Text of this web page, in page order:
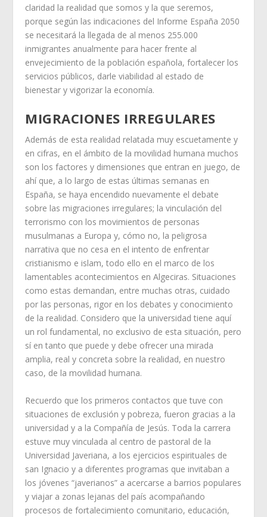
claridad la realidad que somos y la que seremos,
porque según las indicaciones del Informe España 2050
se necesitará la llegada de al menos 255.000
inmigrantes anualmente para hacer frente al
envejecimiento de la población española, fortalecer los
servicios públicos, darle viabilidad al estado de
bienestar y vigorizar la economía.
MIGRACIONES IRREGULARES
Además de esta realidad relatada muy escuetamente y
en cifras, en el ámbito de la movilidad humana muchos
son los factores y dimensiones que entran en juego, de
ahí que, a lo largo de estas últimas semanas en
España, se haya encendido nuevamente el debate
sobre las migraciones irregulares; la vinculación del
terrorismo con los movimientos de personas
musulmanas a Europa y, cómo no, la peligrosa
narrativa que no cesa en el intento de enfrentar
cristianismo e islam, todo ello en el marco de los
lamentables acontecimientos en Algeciras. Situaciones
como estas demandan, entre muchas otras, cuidado
por las personas, rigor en los debates y conocimiento
de la realidad. Considero que la universidad tiene aquí
un rol fundamental, no exclusivo de esta situación, pero
sí en tanto que puede y debe ofrecer una mirada
amplia, real y concreta sobre la realidad, en nuestro
caso, de la movilidad humana.
Recuerdo que los primeros contactos que tuve con
situaciones de exclusión y pobreza, fueron gracias a la
universidad y a la Compañía de Jesús. Toda la carrera
estuve muy vinculada al centro de pastoral de la
Universidad Javeriana, a los ejercicios espirituales de
san Ignacio y a diferentes programas que invitaban a
los jóvenes “javerianos” a acercarse a barrios populares
y viajar a zonas lejanas del país acompañando
procesos de fortalecimiento comunitario, educación,